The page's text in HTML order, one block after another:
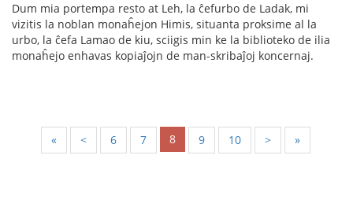
Dum mia portempa resto at Leh, la ĉefurbo de Ladak, mi
vizitis la noblan monaĥejon Himis, situanta proksime al la
urbo, la ĉefa Lamao de kiu, sciigis min ke la biblioteko de ilia
monaĥejo enhavas kopiaĵojn de man-skribaĵoj koncernaj.
« < 6 7 8 9 10 > »